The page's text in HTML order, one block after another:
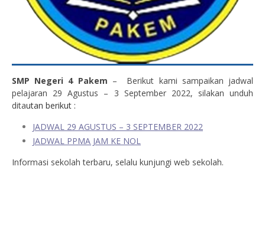
SMP Negeri 4 Pakem – Berikut kami sampaikan jadwal
pelajaran 29 Agustus – 3 September 2022, silakan unduh
ditautan berikut :
JADWAL 29 AGUSTUS – 3 SEPTEMBER 2022
JADWAL PPMA JAM KE NOL
Informasi sekolah terbaru, selalu kunjungi web sekolah.